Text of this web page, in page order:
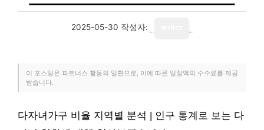
2025-05-30 작성자:
이 포스팅은 파트너스 활동의 일환으로, 이에 따른 일정액의 수수료를 제공
받습니다.
다자녀가구 비율 지역별 분석 | 인구 통계로 보는 다